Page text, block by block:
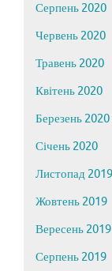
Серпень 2020
Червень 2020
Травень 2020
Квітень 2020
Березень 2020
Січень 2020
Листопад 2019
Жовтень 2019
Вересень 2019
Серпень 2019